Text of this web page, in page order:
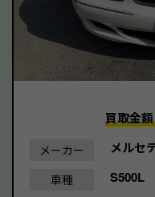
買取金
メーカー メルセ
車種 S500L